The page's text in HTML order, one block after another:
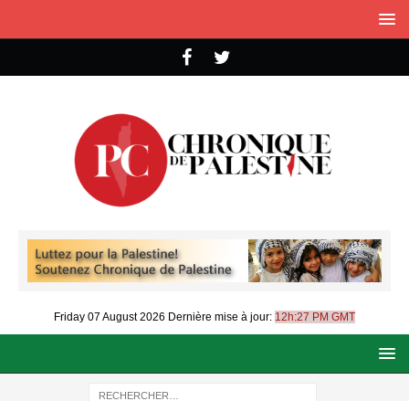
Friday 07 August 2026 Dernière mise à jour: 12h:27 PM GMT